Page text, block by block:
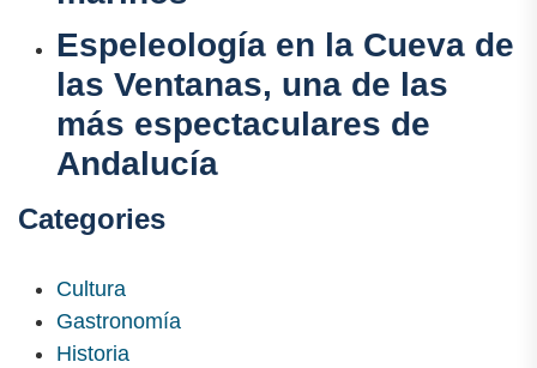
Espeleología en la Cueva de
las Ventanas, una de las
más espectaculares de
Andalucía
Categories
Cultura
Gastronomía
Historia